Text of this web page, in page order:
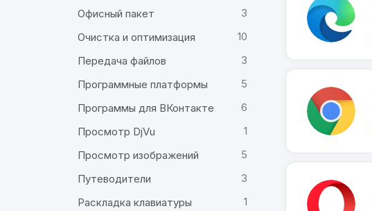
Офисный пакет
3
Очистка и оптимизация
10
Передача файлов
3
Программные платформы
5
Программы для ВКонтакте
6
Просмотр DjVu
1
Просмотр изображений
5
Путеводители
3
Раскладка клавиатуры
1